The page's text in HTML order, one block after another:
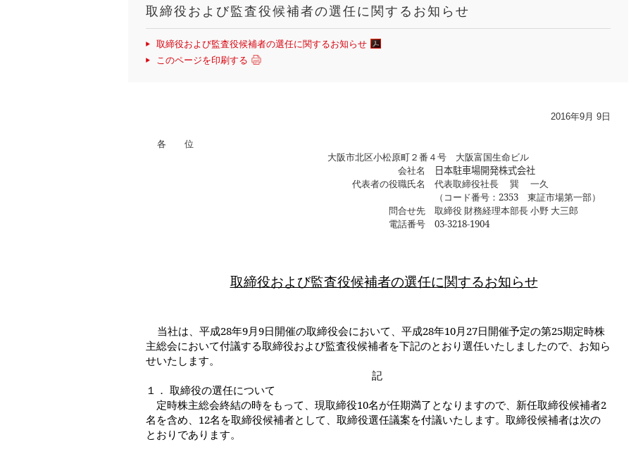
取締役および監査役候補者の選任に関するお知らせ
取締役および監査役候補者の選任に関するお知らせ
このページを印刷する
2016年9月 9日
各 位
大阪市北区小松原町２番４号 大阪富国生命ビル
会社名
日本駐車場開発株式会社
代表者の役職氏名
代表取締役社長 巽 一久
（コード番号： 2353東証市場第一部）
問合せ先
取締役 財務経理本部長 小野 大三郎
電話番号
03-3218-1904
取締役および監査役候補者の選任に関するお知らせ
当社は、平成28年9月9日開催の取締役会において、平成28年10月27日開催予定の第25期定時株
主総会において付議する取締役および監査役候補者を下記のとおり選任いたしましたので、お知ら
せいたします。
記
１． 取締役の選任について
定時株主総会終結の時をもって、現取締役10名が任期満了となりますので、新任取締役候補者2
名を含め、 12名を取締役候補者として、取締役選任議案を付議いたします。取締役候補者は次の
とおりであります。